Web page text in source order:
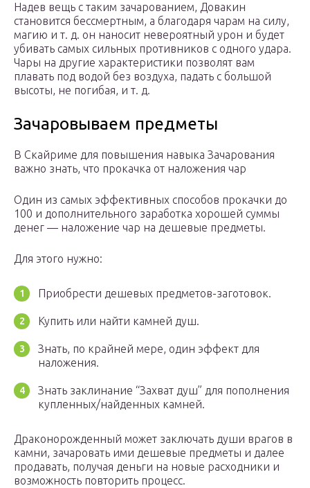
Надев вещь с таким зачарованием, Довакин
становится бессмертным, а благодаря чарам на силу,
магию и т. д. он наносит невероятный урон и будет
убивать самых сильных противников с одного удара.
Чары на другие характеристики позволят вам
плавать под водой без воздуха, падать с большой
высоты, не погибая, и т. д.
Зачаровываем предметы
В Скайриме для повышения навыка Зачарования
важно знать, что прокачка от наложения чар
Один из самых эффективных способов прокачки до
100 и дополнительного заработка хорошей суммы
денег — наложение чар на дешевые предметы.
Для этого нужно:
Приобрести дешевых предметов-заготовок.
Купить или найти камней душ.
Знать, по крайней мере, один эффект для
наложения.
Знать заклинание “Захват душ” для пополнения
купленных/найденных камней.
Драконорожденный может заключать души врагов в
камни, зачаровать ими дешевые предметы и далее
продавать, получая деньги на новые расходники и
возможность повторить процесс.